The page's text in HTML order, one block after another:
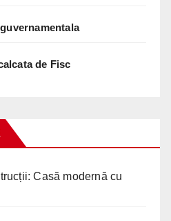
de Fisc
Casă modernă cu